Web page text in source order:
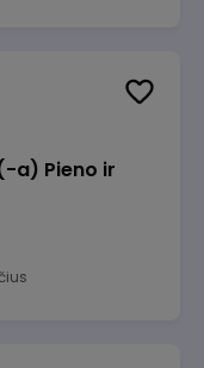
a) Pieno ir